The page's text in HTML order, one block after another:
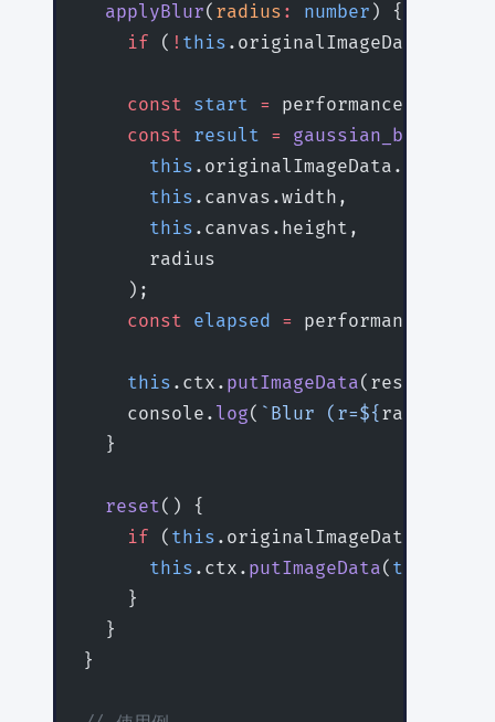
  applyBlur
( radius : number ) {
    if
( ! this .originalImageData)
    const
start = performance.
    const
result = gaussian_blur
      this
.originalImageData.data,
      this
.canvas.width,
      this
.canvas.height,
      radius
    );
    const
elapsed = performance.
    this
.ctx. putImageData(result,
    console.
log( `Blur (r=${ radius
  }
  reset
() {
    if
( this .originalImageData) {
      this
.ctx. putImageData( this
    }
  }
}